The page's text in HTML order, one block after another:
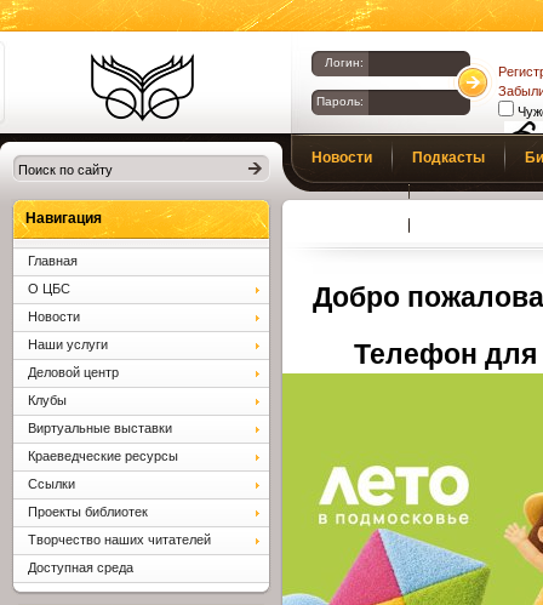
Библиотеки
Клина. Клинская
ЦБС.
Логин:
Пароль:
Новости Подкасты
Добро
Телефон для
Навигация
Главная
О ЦБС
Новости
Наши услуги
Деловой центр
Клубы
Виртуальные выставки
Краеведческие ресурсы
Ссылки
Проекты библиотек
Творчество наших читателей
Доступная среда